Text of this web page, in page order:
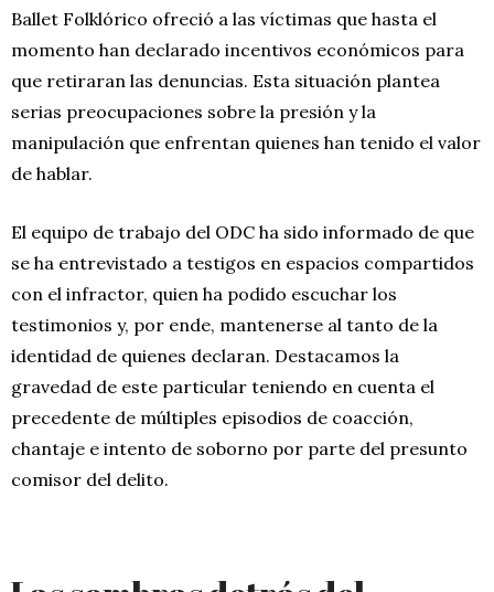
Ballet Folklórico ofreció a las víctimas que hasta el
momento han declarado incentivos económicos para
que retiraran las denuncias. Esta situación plantea
serias preocupaciones sobre la presión y la
manipulación que enfrentan quienes han tenido el valor
de hablar.
El equipo de trabajo del ODC ha sido informado de que
se ha entrevistado a testigos en espacios compartidos
con el infractor, quien ha podido escuchar los
testimonios y, por ende, mantenerse al tanto de la
identidad de quienes declaran. Destacamos la
gravedad de este particular teniendo en cuenta el
precedente de múltiples episodios de coacción,
chantaje e intento de soborno por parte del presunto
comisor del delito.